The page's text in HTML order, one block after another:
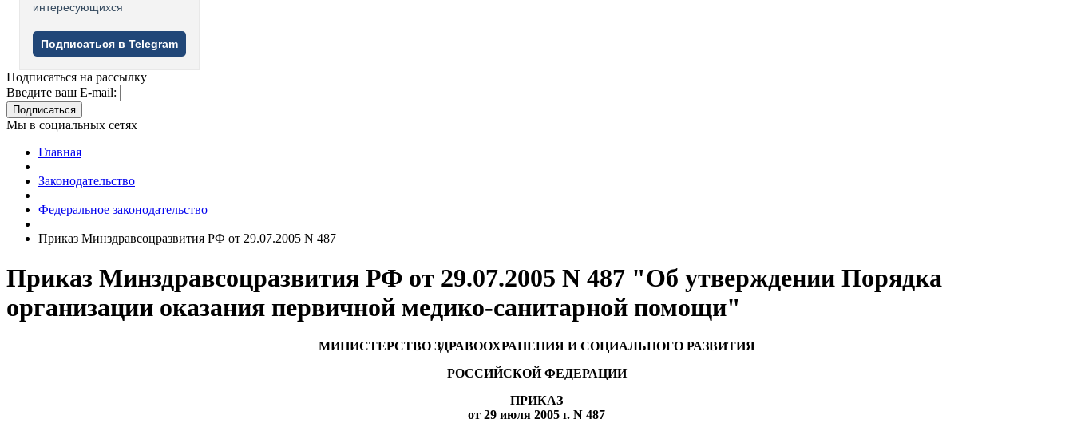
интересующихся
Подписаться в Telegram
Подписаться на рассылку
Введите ваш E-mail:
Подписаться
Мы в социальных сетях
Главная
Законодательство
Федеральное законодательство
Приказ Минздравсоцразвития РФ от 29.07.2005 N 487
Приказ Минздравсоцразвития РФ от 29.07.2005 N 487 "Об утверждении Порядка
организации оказания первичной медико-санитарной помощи"
МИНИСТЕРСТВО ЗДРАВООХРАНЕНИЯ И СОЦИАЛЬНОГО РАЗВИТИЯ
РОССИЙСКОЙ ФЕДЕРАЦИИ
ПРИКАЗ
от 29 июля 2005 г. N 487